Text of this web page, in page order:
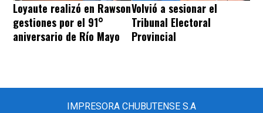
Loyaute realizó en Rawson
gestiones por el 91°
aniversario de Río Mayo
Volvió a sesionar el
Tribunal Electoral
Provincial
IMPRESORA CHUBUTENSE S.A